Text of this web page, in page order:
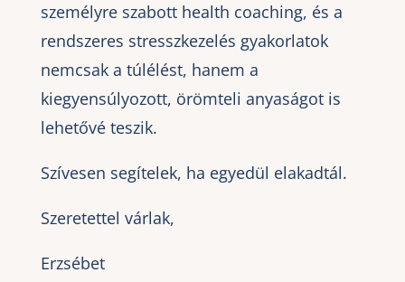
személyre szabott health coaching, és a
rendszeres stresszkezelés gyakorlatok
nemcsak a túlélést, hanem a
kiegyensúlyozott, örömteli anyaságot is
lehetővé teszik.
Szívesen segítelek, ha egyedül elakadtál.
Szeretettel várlak,
Erzsébet